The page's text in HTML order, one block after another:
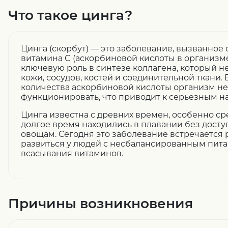
Что такое цинга?
Цинга (скорбут) — это заболевание,
витамина C (аскорбиновой кислоты в
ключевую роль в синтезе коллагена, который
кожи, сосудов, костей и соединительной ткани.
количества аскорбиновой кислоты организм
функционировать, что приводит к серьезным
Цинга известна с древних времен, особенно
долгое время находились в плавании без
овощам. Сегодня это заболевание
развиться у людей с несбалансированным
всасывания витаминов.
Причины возникновения